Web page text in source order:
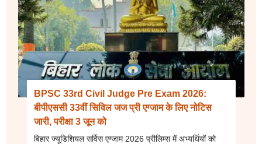
BPSC 33rd Civil Judge Pre Exam 2026:
बीपीएससी 33वीं सिविल जज प्री एग्जाम के लिए नोटिस
जारी, परीक्षा 3 जून को
बिहार ज्यूडिशियल सर्विस एग्जाम 2026 प्रीलिम्स में अभ्यर्थियों को